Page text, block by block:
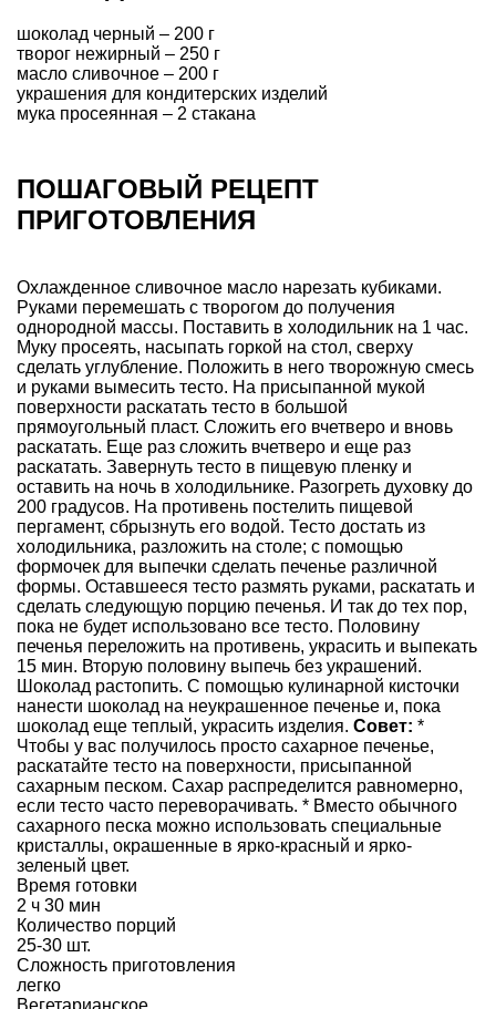
шоколад черный – 200 г
творог нежирный – 250 г
масло сливочное – 200 г
украшения для кондитерских изделий
мука просеянная – 2 стакана
ПОШАГОВЫЙ РЕЦЕПТ
ПРИГОТОВЛЕНИЯ
Охлажденное сливочное масло нарезать кубиками.
Руками перемешать с творогом до получения
однородной массы. Поставить в холодильник на 1 час.
Муку просеять, насыпать горкой на стол, сверху
сделать углубление. Положить в него творожную смесь
и руками вымесить тесто. На присыпанной мукой
поверхности раскатать тесто в большой
прямоугольный пласт. Сложить его вчетверо и вновь
раскатать. Еще раз сложить вчетверо и еще раз
раскатать. Завернуть тесто в пищевую пленку и
оставить на ночь в холодильнике. Разогреть духовку до
200 градусов. На противень постелить пищевой
пергамент, сбрызнуть его водой. Тесто достать из
холодильника, разложить на столе; с помощью
формочек для выпечки сделать печенье различной
формы. Оставшееся тесто размять руками, раскатать и
сделать следующую порцию печенья. И так до тех пор,
пока не будет использовано все тесто. Половину
печенья переложить на противень, украсить и выпекать
15 мин. Вторую половину выпечь без украшений.
Шоколад растопить. С помощью кулинарной кисточки
нанести шоколад на неукрашенное печенье и, пока
шоколад еще теплый, украсить изделия. Совет: *
Чтобы у вас получилось просто сахарное печенье,
раскатайте тесто на поверхности, присыпанной
сахарным песком. Сахар распределится равномерно,
если тесто часто переворачивать. * Вместо обычного
сахарного песка можно использовать специальные
кристаллы, окрашенные в ярко-красный и ярко-
зеленый цвет.
Время готовки
2 ч 30 мин
Количество порций
25-30 шт.
Сложность приготовления
легко
Вегетарианское